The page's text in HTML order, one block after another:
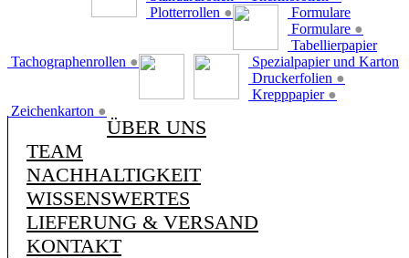
Plotterrollen ●
Formulare
Formulare ●
Tachographenrollen ●
Tabellierpapier
Spezialpapier und Karton
Druckerfolien ●
Krepppapier ●
Zeichenkarton ●
ÜBER UNS
TEAM
NACHHALTIGKEIT
WISSENSWERTES
LIEFERUNG & VERSAND
KONTAKT